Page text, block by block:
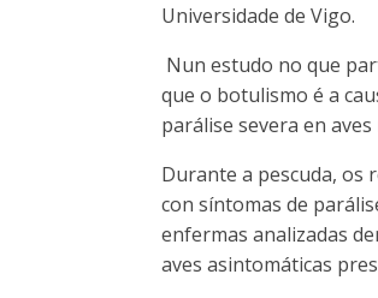
Universidade de Vigo.
Nun estudo no que
que o botulismo é a
parálise severa en
Durante a pescuda, os
con síntomas de
enfermas analizadas
aves asintomáticas